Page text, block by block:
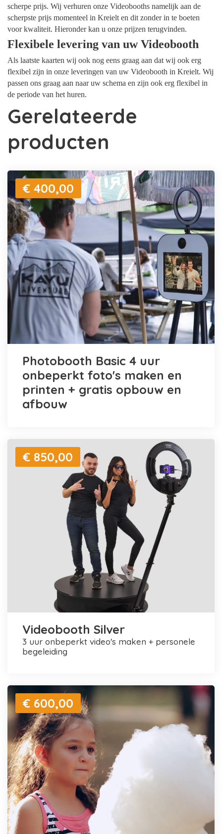
scherpe prijs. Wij verhuren onze Videobooths namelijk aan de
scherpste prijs momenteel in Kreielt en dit zonder in te boeten
voor kwaliteit. Hieronder kan u onze prijzen terugvinden.
Flexibele levering van uw Videobooth
Als laatste kaarten wij ook nog eens graag aan dat wij ook erg
flexibel zijn in onze leveringen van uw Videobooth in Kreielt. Wij
passen ons graag aan naar uw schema en zijn ook erg flexibel in
de periode van het huren.
Gerelateerde
producten
€ 400,00
Photobooth Basic 4 uur
onbeperkt foto's maken en
printen + gratis opbouw en
afbouw
€ 850,00
Videobooth Silver
3 uur onbeperkt video's maken + personele
begeleiding
€ 600,00